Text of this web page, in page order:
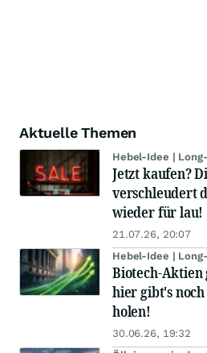
Aktuelle Themen
Hebel-Idee |
Jetzt kaufen?
verschleudert
wieder für lau!
21.07.26, 20:07
Hebel-Idee |
Biotech-Aktien
hier gibt's
holen!
30.06.26, 19:32